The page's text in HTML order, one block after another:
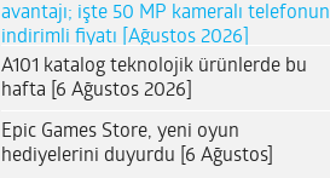
avantajı; işte 50 MP kameralı telefonun
indirimli fiyatı [Ağustos 2026]
A101 katalog teknolojik ürünlerde bu
hafta [6 Ağustos 2026]
Epic Games Store, yeni oyun
hediyelerini duyurdu [6 Ağustos]